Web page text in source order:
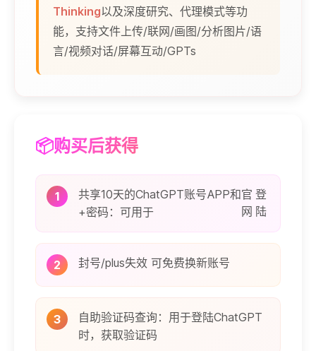
Thinking以及深度研究、代理模式等功
能，支持文件上传/联网/画图/分析图片/语
言/视频对话/屏幕互动/GPTs
📦购买后获得
1
共享10天的ChatGPT账号
+密码： 可用于
APP和官
网
登
陆
2 封号/plus失效 可免费换新账号
3
自助验证码查询：用于登陆ChatGPT
时，获取验证码